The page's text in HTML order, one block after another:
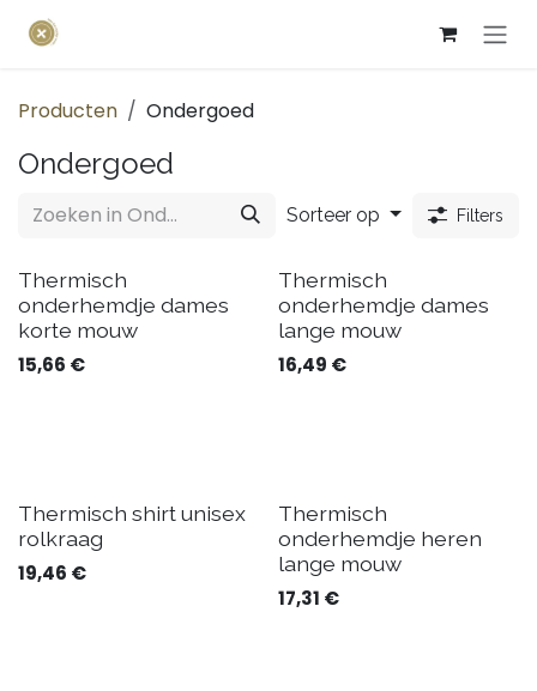
Overslaan naar inhoud
Producten Ondergoed
Ondergoed
Sorteer op Filters
Thermisch
onderhemdje dames
korte mouw
15,66 €
Thermisch
onderhemdje dames
lange mouw
16,49 €
Thermisch shirt unisex
rolkraag
19,46 €
Thermisch
onderhemdje heren
lange mouw
17,31 €